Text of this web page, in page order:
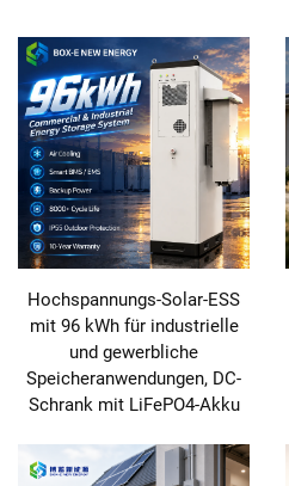
Hochspannungs-Solar-ESS
mit 96 kWh für industrielle
und gewerbliche
Speicheranwendungen, DC-
Schrank mit LiFePO4-Akku